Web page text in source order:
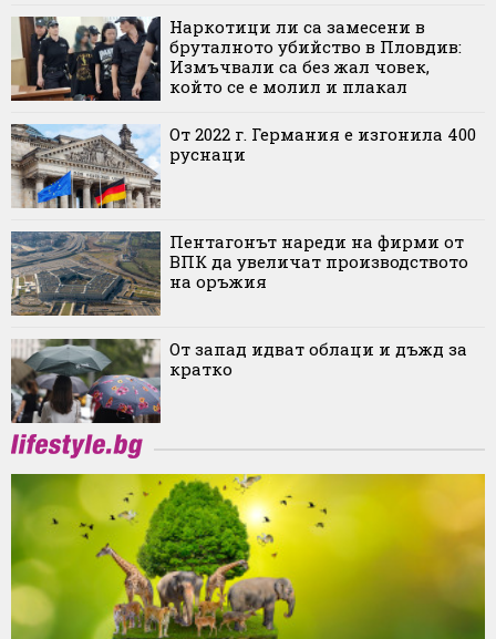
Наркотици ли са замесени в
бруталното убийство в Пловдив:
Измъчвали са без жал човек,
който се е молил и плакал
От 2022 г. Германия е изгонила 400
руснаци
Пентагонът нареди на фирми от
ВПК да увеличат производството
на оръжия
От запад идват облаци и дъжд за
кратко